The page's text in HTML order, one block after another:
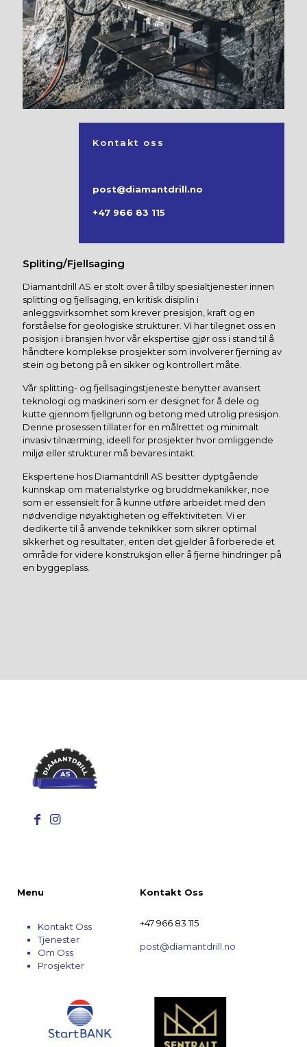
Kontakt oss
post@diamantdrill.no
+47 966 83 115
Spliting/Fjellsaging
Diamantdrill AS er stolt over å tilby spesialtjenester innen
splitting og fjellsaging, en kritisk disiplin i
anleggsvirksomhet som krever presisjon, kraft og en
forståelse for geologiske strukturer. Vi har tilegnet oss en
posisjon i bransjen hvor vår ekspertise gjør oss i stand til å
håndtere komplekse prosjekter som involverer fjerning av
stein og betong på en sikker og kontrollert måte.
Vår splitting- og fjellsagingstjeneste benytter avansert
teknologi og maskineri som er designet for å dele og
kutte gjennom fjellgrunn og betong med utrolig presisjon.
Denne prosessen tillater for en målrettet og minimalt
invasiv tilnærming, ideell for prosjekter hvor omliggende
miljø eller strukturer må bevares intakt.
Ekspertene hos Diamantdrill AS besitter dyptgående
kunnskap om materialstyrke og bruddmekanikker, noe
som er essensielt for å kunne utføre arbeidet med den
nødvendige nøyaktigheten og effektiviteten. Vi er
dedikerte til å anvende teknikker som sikrer optimal
sikkerhet og resultater, enten det gjelder å forberede et
område for videre konstruksjon eller å fjerne hindringer på
en byggeplass.
Menu
Kontakt Oss
Tjenester
Om Oss
Prosjekter
Kontakt Oss
+47 966 83 115
post@diamantdrill.no